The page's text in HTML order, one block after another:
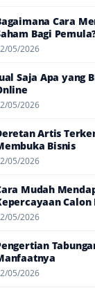
Cara
Bagi
05/2026
Saja Apa yang
05/2026
Artis
Bisnis
05/2026
Mudah
Calon
05/2026
05/2026